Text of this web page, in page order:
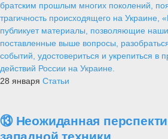
братским прошлым многих поколений,
трагичность происходящего на Украине,
публикует материалы, позволяющие
поставленные выше вопросы,
событий, удостовериться и укрепиться в
действий России на Украине.
28 января Статьи
⑬ Неожиданная